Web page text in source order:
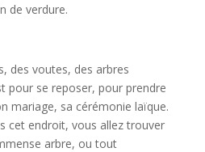
de verdure.
des voutes, des arbres
pour se reposer, pour prendre
mariage, sa cérémonie laïque.
cet endroit, vous allez trouver
arbre, ou tout